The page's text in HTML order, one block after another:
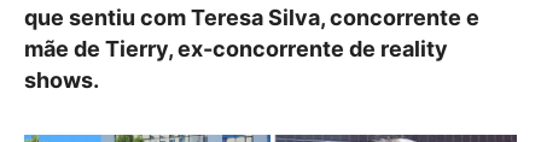
que sentiu com Teresa Silva, concorrente e
mãe de Tierry, ex-concorrente de reality
shows.